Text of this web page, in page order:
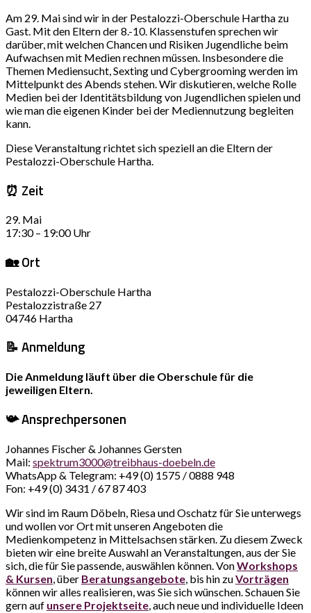
Am 29. Mai sind wir in der Pestalozzi-Oberschule Hartha zu
Gast. Mit den Eltern der 8.-10. Klassenstufen sprechen wir
darüber, mit welchen Chancen und Risiken Jugendliche beim
Aufwachsen mit Medien rechnen müssen. Insbesondere die
Themen Mediensucht, Sexting und Cybergrooming werden im
Mittelpunkt des Abends stehen. Wir diskutieren, welche Rolle
Medien bei der Identitätsbildung von Jugendlichen spielen und
wie man die eigenen Kinder bei der Mediennutzung begleiten
kann.
Diese Veranstaltung richtet sich speziell an die Eltern der
Pestalozzi-Oberschule Hartha.
⏰ Zeit
29. Mai
17:30 – 19:00 Uhr
🏡 Ort
Pestalozzi-Oberschule Hartha
Pestalozzistraße 27
04746 Hartha
📝 Anmeldung
Die Anmeldung läuft über die Oberschule für die
jeweiligen Eltern.
📯 Ansprechpersonen
Johannes Fischer & Johannes Gersten
Mail: spektrum3000@treibhaus-doebeln.de
WhatsApp & Telegram: +49 (0) 1575 / 0888 948
Fon: +49 (0) 3431 / 67 87 403
Wir sind im Raum Döbeln, Riesa und Oschatz für Sie unterwegs
und wollen vor Ort mit unseren Angeboten die
Medienkompetenz in Mittelsachsen stärken. Zu diesem Zweck
bieten wir eine breite Auswahl an Veranstaltungen, aus der Sie
sich, die für Sie passende, auswählen können. VonWorkshops
& Kursen , über Beratungsangebote , bis hin zuVorträgen
können wir alles realisieren, was Sie sich wünschen. Schauen Sie
gern auf unsere Projektseite , auch neue und individuelle Ideen